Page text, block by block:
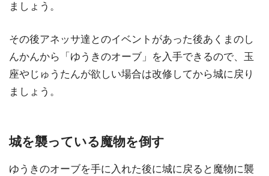
ましょう。
その後アネッサ達とのイベントがあった後あくまのし
んかんから「ゆうきのオーブ」を入手できるので、玉
座やじゅうたんが欲しい場合は改修してから城に戻り
ましょう。
城を襲っている魔物を倒す
ゆうきのオーブを手に入れた後に城に戻ると魔物に襲